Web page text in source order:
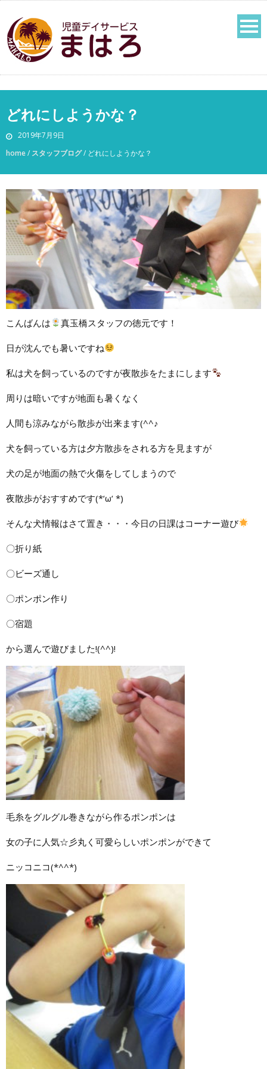
どれにしようかな？
2019年7月9日
home/ スタッフブログ/ どれにしようかな？
こんばんは 真玉橋スタッフの徳元です！
日が沈んでも暑いですね
私は犬を飼っているのですが夜散歩をたまにします
周りは暗いですが地面も暑くなく
人間も涼みながら散歩が出来ます(^^♪
犬を飼っている方は夕方散歩をされる方を見ますが
犬の足が地面の熱で火傷をしてしまうので
夜散歩がおすすめです(*‘ω‘ *)
そんな犬情報はさて置き・・・今日の日課はコーナー遊び
〇折り紙
〇ビーズ通し
〇ポンポン作り
〇宿題
から選んで遊びました!(^^)!
毛糸をグルグル巻きながら作るポンポンは
女の子に人気☆彡丸く可愛らしいポンポンができて
ニッコニコ(*^^*)